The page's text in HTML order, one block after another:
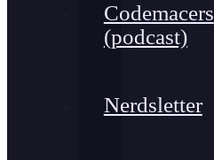
Codemacers
(podcast)
Nerdsletter